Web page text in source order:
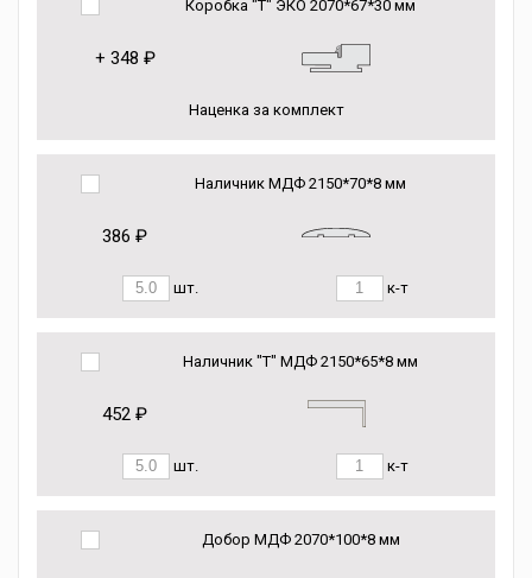
Коробка "Т" ЭКО 2070*67*30 мм
+ 348 ₽
Наценка за комплект
Наличник МДФ 2150*70*8 мм
386 ₽
шт. к-т
Наличник "Т" МДФ 2150*65*8 мм
452 ₽
шт. к-т
Добор МДФ 2070*100*8 мм